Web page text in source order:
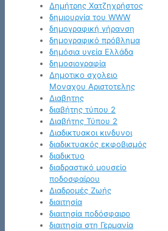
Δημήτρης Χατζηχρήστος
δημιουργία του WWW
δημογραφική γήρανση
δημογραφικό πρόβλημα
δημόσια υγεία Ελλάδα
δημοσιογραφία
Δημοτικο σχολειο
Μοναχου Αριστοτελης
Διαβητης
διαβήτης τύπου 2
Διαβήτης Τύπου 2
Διαδικτυακοι κινδυνοι
διαδικτυακός εκφοβισμός
διαδικτυο
διαδραστικό μουσείο
ποδοσφαίρου
Διαδρομές Ζωής
διαιτησία
διαιτησία ποδόσφαιρο
διαιτησία στη Γερμανία